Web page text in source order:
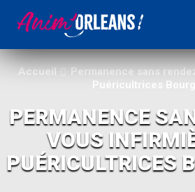
Accueil
Permanence sans
Puéricultrices
PERMANENCE
VOUS
PUÉRICULTRICES